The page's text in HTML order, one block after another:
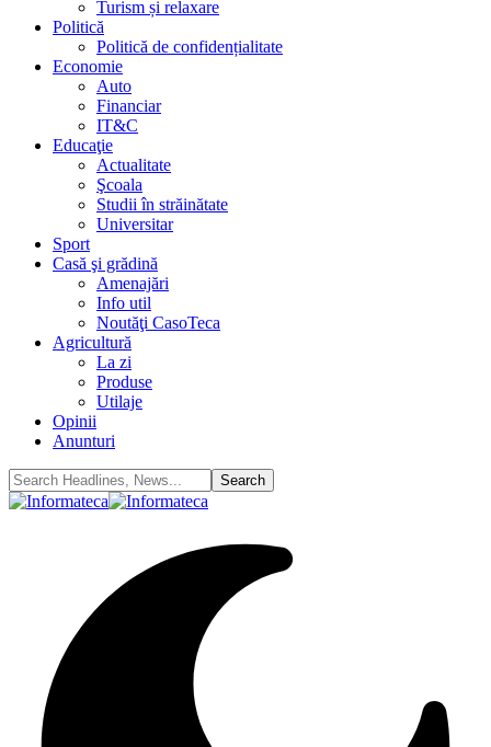
Turism și relaxare
Politică
Politică de confidențialitate
Economie
Auto
Financiar
IT&C
Educaţie
Actualitate
Şcoala
Studii în străinătate
Universitar
Sport
Casă şi grădină
Amenajări
Info util
Noutăţi CasoTeca
Agricultură
La zi
Produse
Utilaje
Opinii
Anunturi